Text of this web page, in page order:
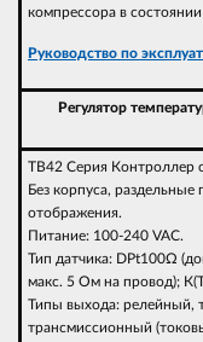
компрессора в
Руководство по
Регулятор
TB42 Серия Контроллер
Без корпуса, раздельные
отображения.
Питание: 100-240 VAC.
Тип датчика: DPt100Ω
макс. 5 Ом на провод);
Типы выхода: релейный,
трансмиссионный